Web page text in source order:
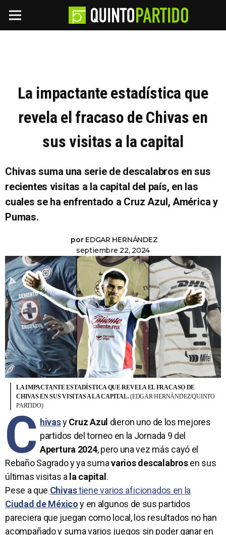
La impactante estadística que
revela el fracaso de Chivas en
sus visitas a la capital
Chivas suma una serie de descalabros en sus
recientes visitas a la capital del país, en las
cuales se ha enfrentado a Cruz Azul, América y
Pumas.
por EDGAR HERNÁNDEZ
septiembre 22, 2024
LA IMPACTANTE ESTADÍSTICA QUE REVELA EL FRACASO DE
CHIVAS EN SUS VISITAS A LA CAPITAL.(EDGAR HERNÁNDEZ/QUINTO
PARTIDO)
C hivasyCruz Azul dieron uno de los mejores
partidos del torneo en la Jornada 9 del
Apertura 2024, pero una vez más cayó el
Rebaño Sagrado y ya sumavarios descalabrosen sus
últimas visitas a la capital .
Pese a que Chivastiene varios aficionados en la
Ciudad de Méxicoy en algunos de sus partidos
pareciera que juegan como local, los resultados no han
acompañado y suma varios juegos sin poder ganar en